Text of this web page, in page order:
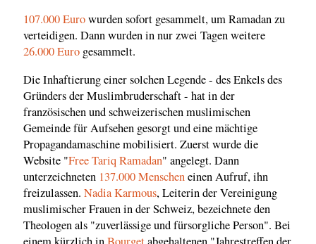
107.000 Eurowurden sofort gesammelt, um Ramadan zu
verteidigen. Dann wurden in nur zwei Tagen weitere
26.000 Euro gesammelt.
Die Inhaftierung einer solchen Legende - des Enkels des
Gründers der Muslimbruderschaft - hat in der
französischen und schweizerischen muslimischen
Gemeinde für Aufsehen gesorgt und eine mächtige
Propagandamaschine mobilisiert. Zuerst wurde die
Website "Free Tariq Ramadan" angelegt. Dann
unterzeichneten 137.000 Menscheneinen Aufruf, ihn
freizulassen. Nadia Karmous, Leiterin der Vereinigung
muslimischer Frauen in der Schweiz, bezeichnete den
Theologen als "zuverlässige und fürsorgliche Person". Bei